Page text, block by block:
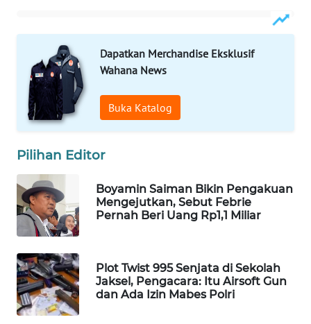
Dapatkan Merchandise Eksklusif
Wahana News
Buka Katalog
Pilihan Editor
Boyamin Saiman Bikin Pengakuan
Mengejutkan, Sebut Febrie
Pernah Beri Uang Rp1,1 Miliar
Plot Twist 995 Senjata di Sekolah
Jaksel, Pengacara: Itu Airsoft Gun
dan Ada Izin Mabes Polri
WAHANA
LISTRIK
WAHANA
TRAVEL
WAHANA
TV
WAHANANEWS
ID
WAHANANEWS
CO ID
WAHANANEWS